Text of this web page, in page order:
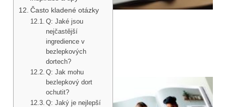
Často kladené otázky
Q: Jaké jsou
nejčastější
ingredience v
bezlepkových
dortech?
Q: Jak mohu
bezlepkový dort
ochutit?
Q: Jaký je nejlepší